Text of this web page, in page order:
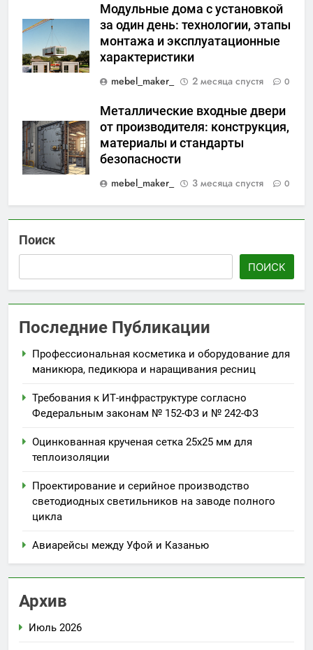
Модульные дома с установкой
за один день: технологии, этапы
монтажа и эксплуатационные
характеристики
mebel_maker_
2 месяца спустя 0
Металлические входные двери
от производителя: конструкция,
материалы и стандарты
безопасности
mebel_maker_
3 месяца спустя 0
Поиск
ПОИСК
Последние Публикации
Профессиональная косметика и оборудование для
маникюра, педикюра и наращивания ресниц
Требования к ИТ-инфраструктуре согласно
Федеральным законам № 152-ФЗ и № 242-ФЗ
Оцинкованная крученая сетка 25х25 мм для
теплоизоляции
Проектирование и серийное производство
светодиодных светильников на заводе полного
цикла
Авиарейсы между Уфой и Казанью
Архив
Июль 2026